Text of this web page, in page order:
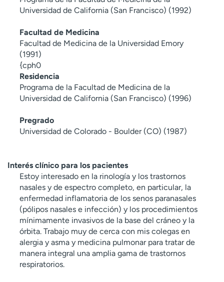
Universidad de California (San Francisco) (1992)
Facultad de Medicina
Facultad de Medicina de la Universidad Emory
(1991)
{cph0
Residencia
Programa de la Facultad de Medicina de la
Universidad de California (San Francisco) (1996)
Pregrado
Universidad de Colorado - Boulder (CO) (1987)
Interés clínico para los pacientes
Estoy interesado en la rinología y los trastornos
nasales y de espectro completo, en particular, la
enfermedad inflamatoria de los senos paranasales
(pólipos nasales e infección) y los procedimientos
mínimamente invasivos de la base del cráneo y la
órbita. Trabajo muy de cerca con mis colegas en
alergia y asma y medicina pulmonar para tratar de
manera integral una amplia gama de trastornos
respiratorios.